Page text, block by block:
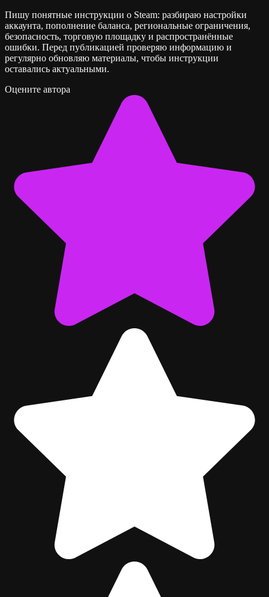
Пишу понятные инструкции о Steam: разбираю настройки
аккаунта, пополнение баланса, региональные ограничения,
безопасность, торговую площадку и распространённые
ошибки. Перед публикацией проверяю информацию и
регулярно обновляю материалы, чтобы инструкции
оставались актуальными.
Оцените автора